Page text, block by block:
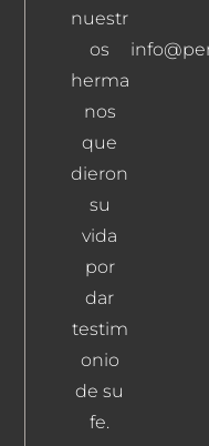
nuestr
os
herma
nos
que
dieron
su
vida
por
dar
testim
onio
de su
fe.